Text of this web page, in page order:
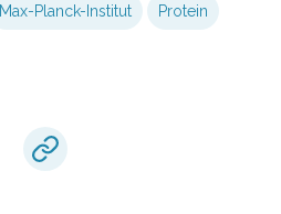
Max-Planck-Institut Protein